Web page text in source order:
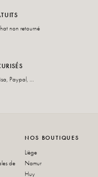
non retourné
Paypal, ...
de
NOS BOUTIQUES
Liège
Namur
Huy